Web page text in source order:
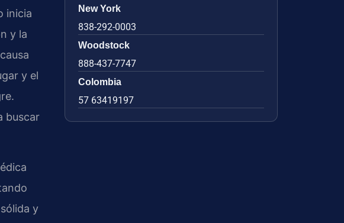
inicia
y la
y el
buscar
y
New York
838-292-0003
Woodstock
888-437-7747
Colombia
57 63419197